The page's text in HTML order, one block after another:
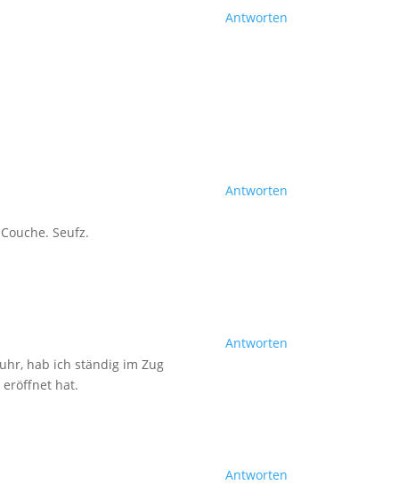
Antworten
Seufz.
Antworten
hab ich ständig im Zug
eröffnet hat.
Antworten
Antworten